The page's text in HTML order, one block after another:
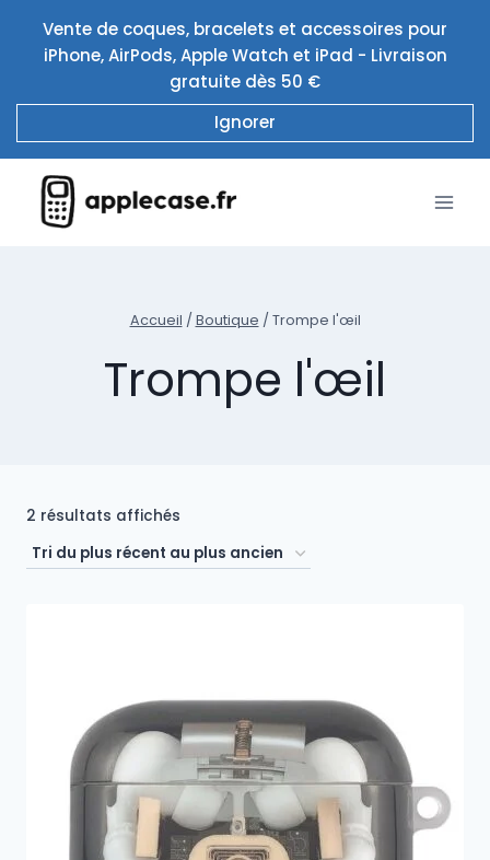
contenu
Vente de coques, bracelets et accessoires pour
iPhone, AirPods, Apple Watch et iPad - Livraison
gratuite dès 50 €
Ignorer
Accueil / Boutique / Trompe l'œil
Trompe l'œil
2 résultats affichés
du
ancien